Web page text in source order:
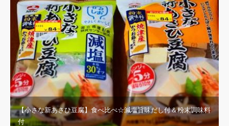
【小さな新あさひ豆腐】食べ比べ☆減塩旨味だし付＆粉末調味料
付